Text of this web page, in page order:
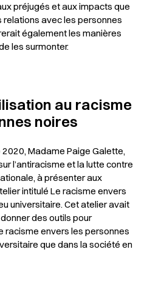
préjugés et aux impacts que
avec les personnes
également les manières
les surmonter.
au racisme
noires
2020, Madame Paige Galette,
l’antiracisme et la lutte contre
à présenter aux
intitulé Le racisme envers
universitaire. Cet atelier avait
des outils pour
racisme envers les personnes
que dans la société en